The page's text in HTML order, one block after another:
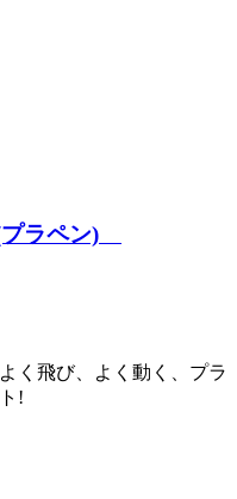
ラペン)
く飛び、よく動く、プラ
!